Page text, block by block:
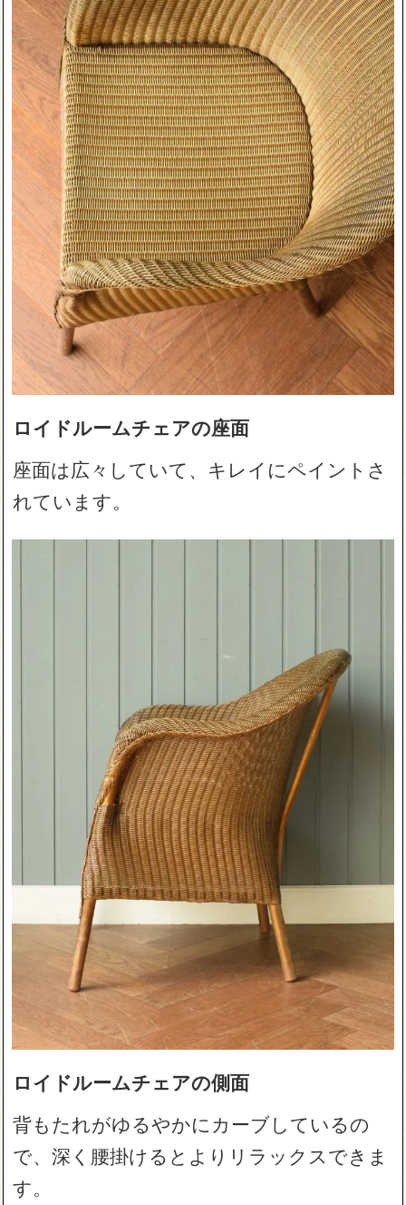
ロイドルームチェアの座面
座面は広々していて、キレイにペイントさ
れています。
ロイドルームチェアの側面
背もたれがゆるやかにカーブしているの
で、深く腰掛けるとよりリラックスできま
す。